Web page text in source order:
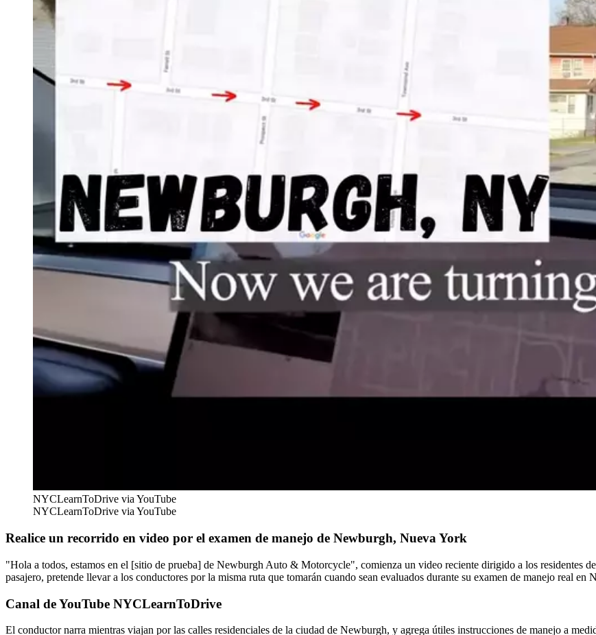
NYCLearnToDrive via YouTube
NYCLearnToDrive via YouTube
Realice un recorrido en video por el examen de manejo de Newburgh, Nueva York
"Hola a todos, estamos en el [sitio de prueba] de Newburgh Auto & Motorcycle", comienza un video reciente dirigido a los residentes
pasajero, pretende llevar a los conductores por la misma ruta que tomarán cuando sean evaluados durante su examen de manejo real en
Canal de YouTube NYCLearnToDrive
El conductor narra mientras viajan por las calles residenciales de la ciudad de Newburgh, y agrega útiles instrucciones de manejo a